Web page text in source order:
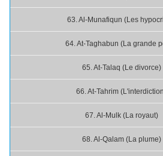
63. Al-Munafiqun (Les
64. At-Taghabun (La grande
65. At-Talaq (Le divorce)
66. At-Tahrim
67. Al-Mulk (La royaut)
68. Al-Qalam (La plume)